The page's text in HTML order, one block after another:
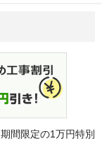
間限定の1万円特別